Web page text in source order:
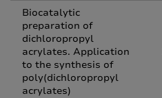
Biocatalytic
preparation of
dichloropropyl
acrylates. Application
to the synthesis of
poly(dichloropropyl
acrylates)